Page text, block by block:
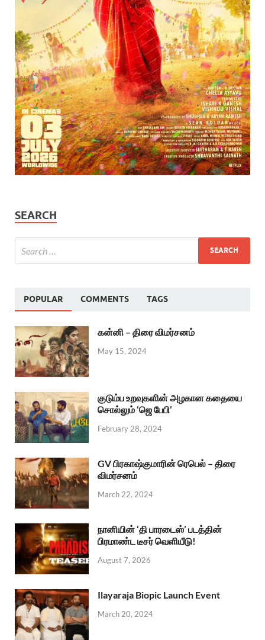
SEARCH
POPULAR COMMENTS TAGS
கன்னி – திரை விமர்சனம்
May 15, 2024
குடும்ப உறவுகளின் அழகான கதையை
சொல்லும் ‘ஜெ பேபி’
February 28, 2024
GV பிரகாஷ்குமாரின் ரெபெல் – திரை
விமர்சனம்
March 22, 2024
நானியின் ‘தி பாரடைஸ்’ படத்தின்
பிரமாண்ட டீசர் வெளியீடு!
August 7, 2026
Ilayaraja Biopic Launch Event
March 20, 2024